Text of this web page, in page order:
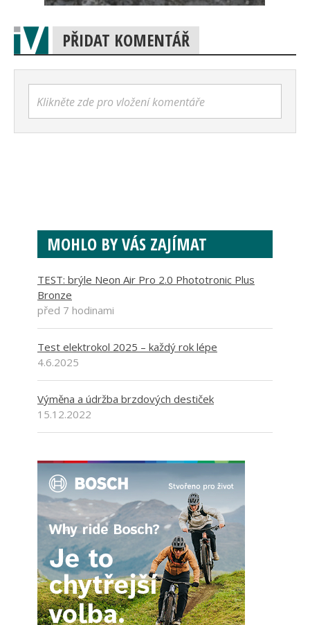
PŘIDAT KOMENTÁŘ
Klikněte zde pro vložení komentáře
MOHLO BY VÁS ZAJÍMAT
TEST: brýle Neon Air Pro 2.0 Phototronic Plus
Bronze
před 7 hodinami
Test elektrokol 2025 – každý rok lépe
4.6.2025
Výměna a údržba brzdových destiček
15.12.2022